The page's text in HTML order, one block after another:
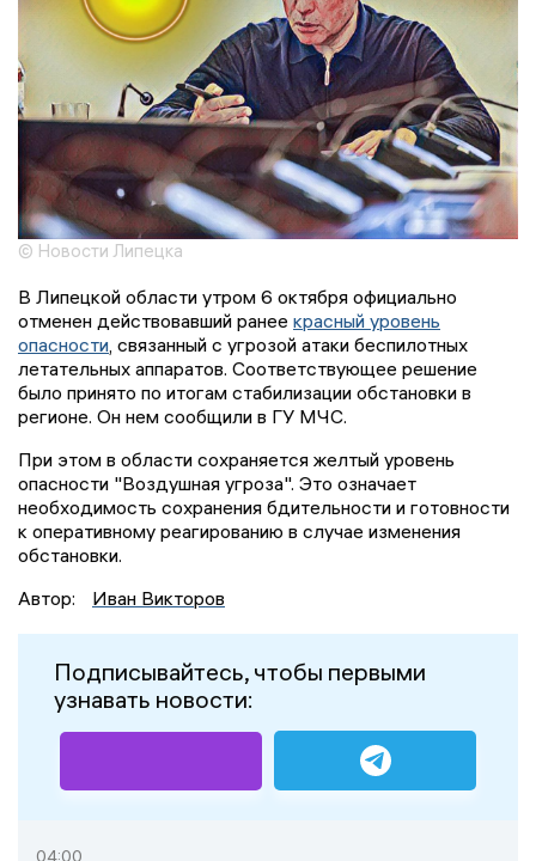
© Новости Липецка
В Липецкой области утром 6 октября официально
отменен действовавший ранее красный уровень
опасности, связанный с угрозой атаки беспилотных
летательных аппаратов. Соответствующее решение
было принято по итогам стабилизации обстановки в
регионе. Он нем сообщили в ГУ МЧС.
При этом в области сохраняется желтый уровень
опасности "Воздушная угроза". Это означает
необходимость сохранения бдительности и готовности
к оперативному реагированию в случае изменения
обстановки.
Автор:
Иван Викторов
Подписывайтесь, чтобы первыми
узнавать новости: